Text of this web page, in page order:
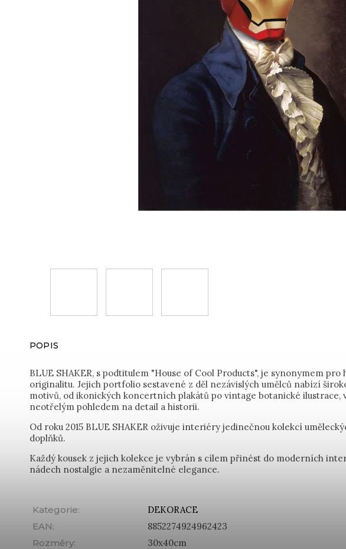
POPIS
BLUE SHAKER, s podtitulem "House of Cool Products", je synonymem pro
originalitu. Jejich portfolio sestavené z děl nezávislých umělců nabízí
motivů, od ikonických koncertních plakátů po vintage botanické ilustrace,
neotřelým pohledem na detail a historii.
Od roku 2015 BLUE SHAKER oživuje interiéry jedinečnou kolekcí
doplňků.
Každý kousek z jejich kolekce je vybrán s cílem přinést do moderních
nádech nostalgie a nezaměnitelné elegance.
Kategorie:
DEKORACE
EAN:
8852274924962423
Rozměry:
30x40cm